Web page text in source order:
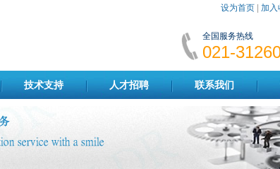
设为首页| 加入
全国服务热线
021-
技术支持 人才招聘 联系我们